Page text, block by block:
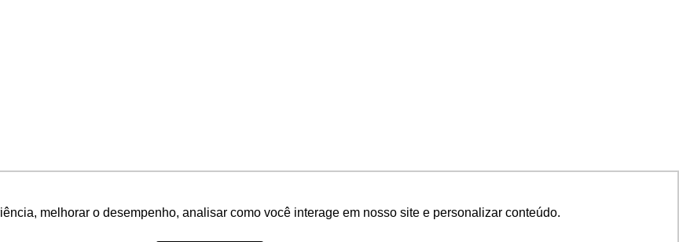
melhorar o desempenho, analisar como você interage em nosso site e personalizar conteúdo.